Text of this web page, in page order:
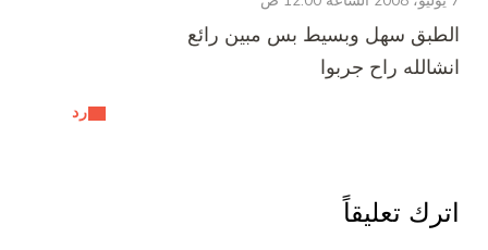
رد
الطبق سهل وبسيط بس مبين رائع
انشالله راح جربوا
اترك تعليقاً